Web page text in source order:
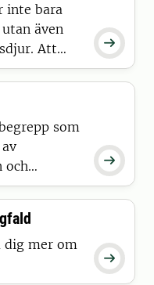

inte bara
även
Att
lantraser

som
och
– och som

dig mer om